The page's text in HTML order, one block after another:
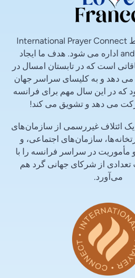
Love France توسط International Prayer Connect
and Ensemble 2024 اداره می شود. هدف ما ایجاد
است که در تابستان امسال در
دهد و به کلیسای سراسر جهان
که در این سال مهم برای فرانسه
می دهد و تشویق می کند!
کمپین Love France یک ائتلاف غیررسمی از سازمان‌های
سازمان‌های اجتماعی، و
و مأموریت در سراسر فرانسه را با
از شرکای جهانی گرد هم
می‌آورد.